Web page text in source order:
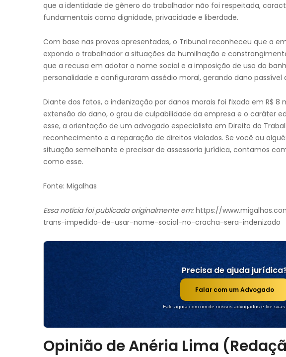
que a identidade de gênero do trabalhador não foi respeitada,
fundamentais como dignidade, privacidade e liberdade.
Com base nas provas apresentadas, o Tribunal reconheceu que a
expondo o trabalhador a situações de humilhação e
que a recusa em adotar o nome social e a imposição de uso do
personalidade e configuraram assédio moral, gerando dano passível
Diante dos fatos, a indenização por danos morais foi fixada em R$ 8
extensão do dano, o grau de culpabilidade da empresa e o caráter
esse, a orientação de um advogado especialista em Direito do
reconhecimento e a reparação de direitos violados. Se você ou
situação semelhante e precisar de assessoria jurídica, contamos
como esse.
Fonte: Migalhas
Essa notícia foi publicada originalmente em:https://
trans-impedido-de-usar-nome-social-no-cracha-sera-indenizado
Precisa de ajuda
Falar com um Advogado
Fale agora com um de nossos advogados e tire suas
Opinião de Anéria Lima